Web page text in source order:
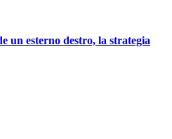
un esterno destro, la strategia